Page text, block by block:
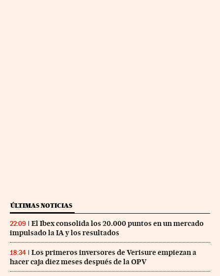
ÚLTIMAS NOTICIAS
22:09
El Ibex consolida los 20.000 puntos en un mercado
impulsado la IA y los resultados
18:34
Los primeros inversores de Verisure empiezan a
hacer caja diez meses después de la OPV